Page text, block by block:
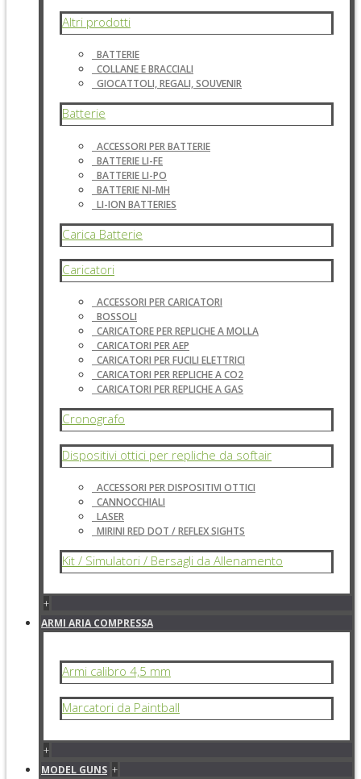
Altri prodotti
BATTERIE
COLLANE E BRACCIALI
GIOCATTOLI, REGALI, SOUVENIR
Batterie
ACCESSORI PER BATTERIE
BATTERIE LI-FE
BATTERIE LI-PO
BATTERIE NI-MH
LI-ION BATTERIES
Carica Batterie
Caricatori
ACCESSORI PER CARICATORI
BOSSOLI
CARICATORE PER REPLICHE A MOLLA
CARICATORI PER AEP
CARICATORI PER FUCILI ELETTRICI
CARICATORI PER REPLICHE A CO2
CARICATORI PER REPLICHE A GAS
Cronografo
Dispositivi ottici per repliche da softair
ACCESSORI PER DISPOSITIVI OTTICI
CANNOCCHIALI
LASER
MIRINI RED DOT / REFLEX SIGHTS
Kit / Simulatori / Bersagli da Allenamento
+
ARMI ARIA COMPRESSA
Armi calibro 4,5 mm
Marcatori da Paintball
+
MODEL GUNS +